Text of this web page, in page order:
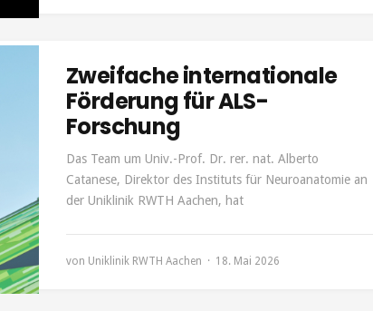
Zweifache internationale
Förderung für ALS-
Forschung
Das Team um Univ.-Prof. Dr. rer. nat. Alberto
Catanese, Direktor des Instituts für Neuroanatomie an
der Uniklinik RWTH Aachen, hat
von Uniklinik RWTH Aachen 18. Mai 2026